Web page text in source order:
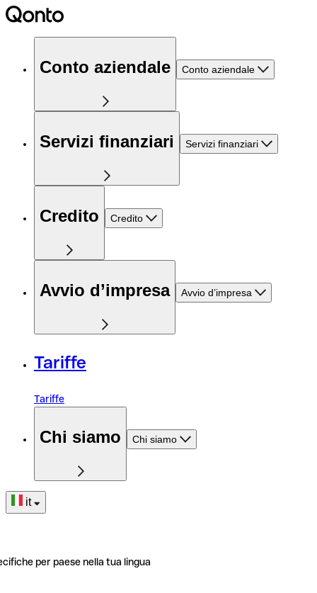
Conto aziendale Conto aziendale
Servizi finanziari Servizi finanziari
Credito Credito
Avvio d’impresa Avvio d’impresa
Tariffe
Tariffe
Chi siamo Chi siamo
it
per paese nella tua lingua